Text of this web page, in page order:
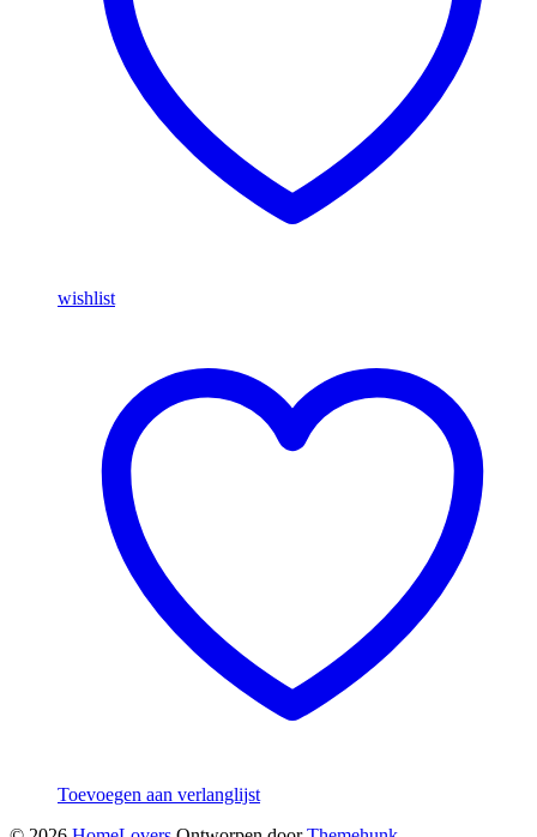
wishlist
Toevoegen aan verlanglijst